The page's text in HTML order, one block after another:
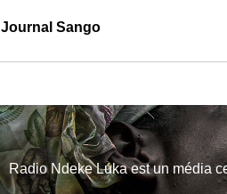
Journal Sango
Radio Ndeke Luka est un média